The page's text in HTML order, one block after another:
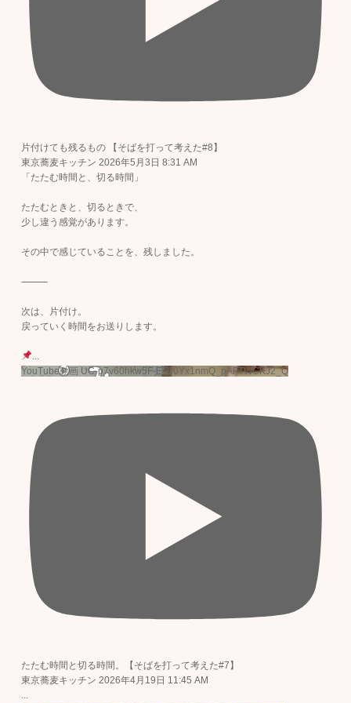
片付けても残るもの 【そばを打って考えた#8】
東京蕎麦キッチン 2026年5月3日 8:31 AM
「たたむ時間と、切る時間」
たたむときと、切るときで、
少し違う感覚があります。
その中で感じていることを、残しました。
⸻
次は、片付け。
戻っていく時間をお送りします。
YouTube動画 UC-p7v60hkw5F-ET10Yx1nmQ_pAFTWCKJ2_Q
たたむ時間と切る時間。【そばを打って考えた#7】
東京蕎麦キッチン 2026年4月19日 11:45 AM
...